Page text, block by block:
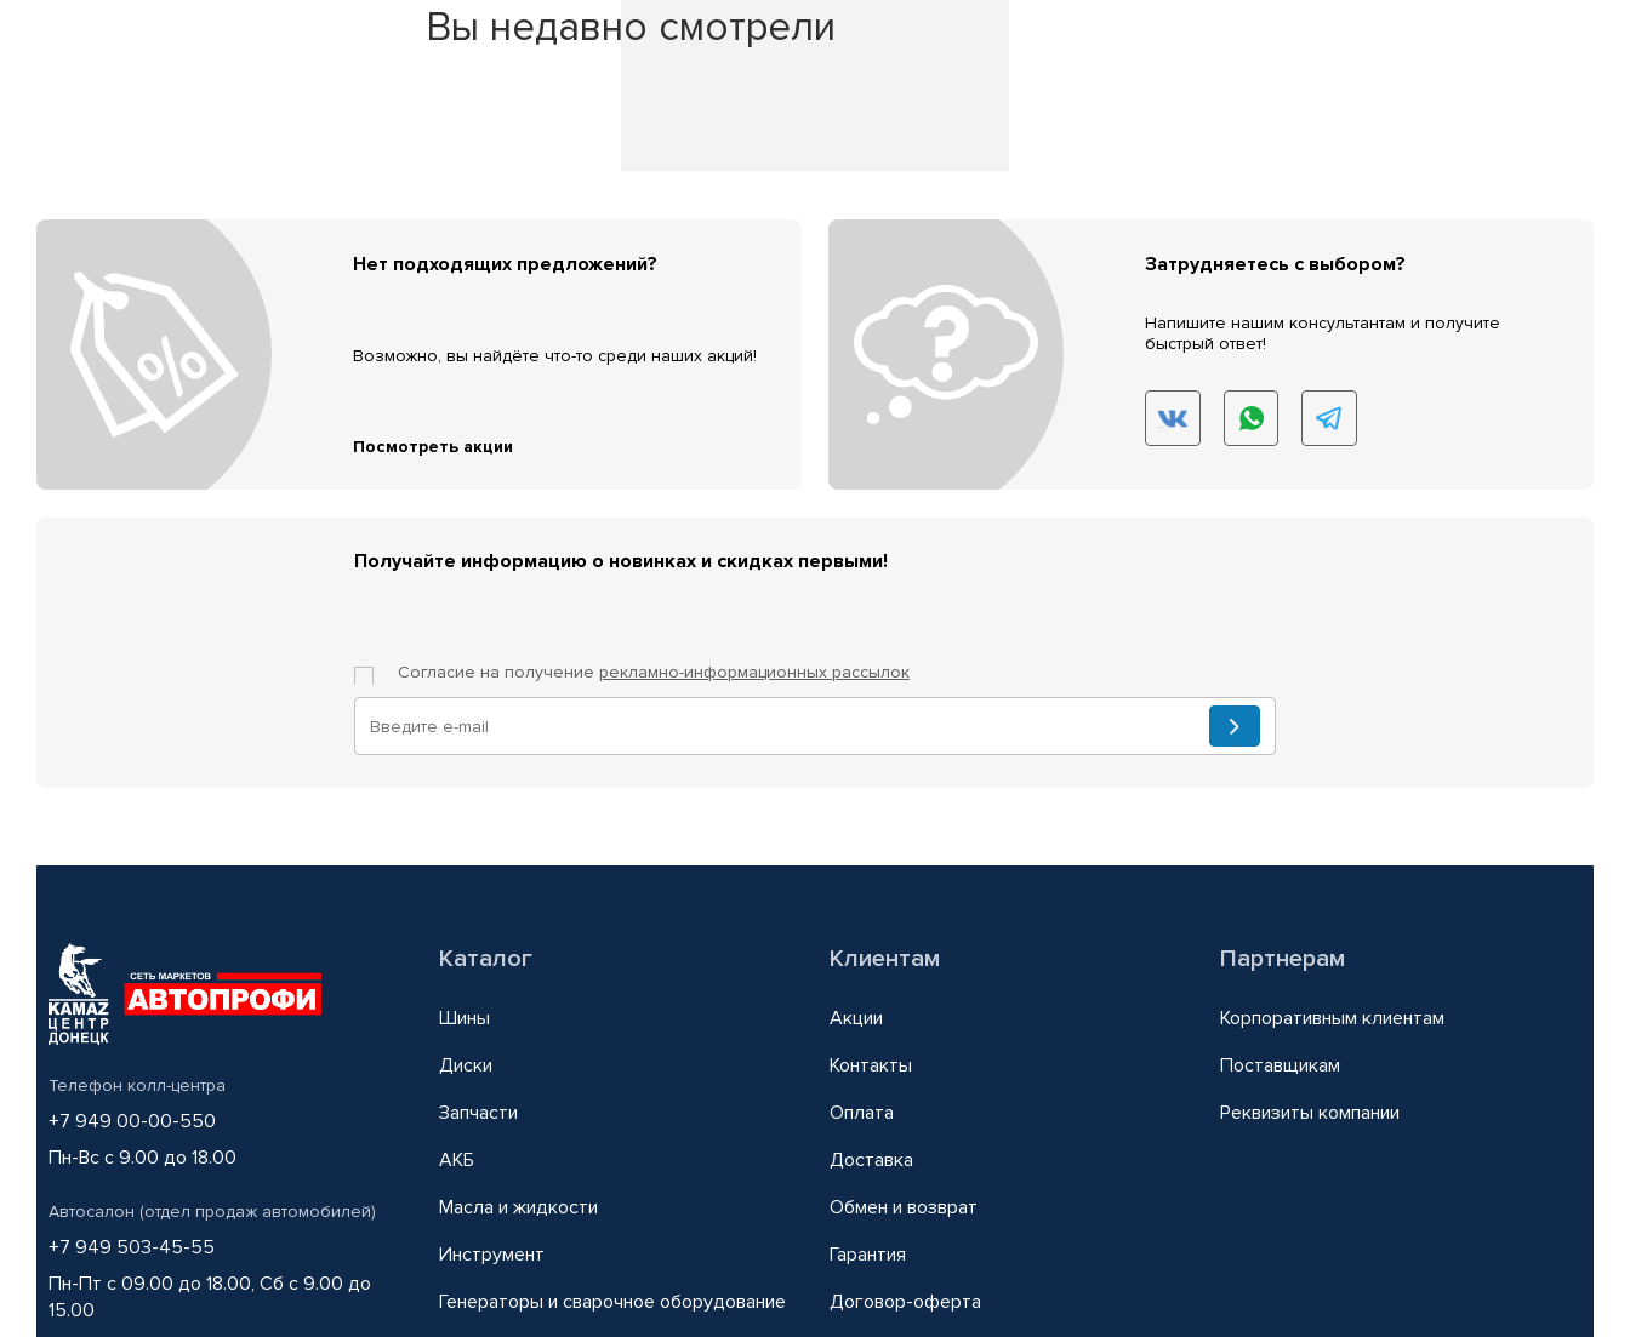
Вы недавно смотрели
Нет подходящих предложений?
Возможно, вы найдёте что-то среди наших акций!
Посмотреть акции
Затрудняетесь с выбором?
Напишите нашим консультантам и получите
быстрый ответ!
Получайте информацию о новинках и скидках первыми!
Согласие на получение рекламно-информационных рассылок
Телефон колл-центра
+7 949 00-00-550
Пн-Вс с 9.00 до 18.00
Автосалон (отдел продаж автомобилей)
+7 949 503-45-55
Пн-Пт с 09.00 до 18.00, Сб с 9.00 до
15.00
Каталог
Шины
Диски
Запчасти
АКБ
Масла и жидкости
Инструмент
Генераторы и сварочное оборудование
Клиентам
Акции
Контакты
Оплата
Доставка
Обмен и возврат
Гарантия
Договор-оферта
Партнерам
Корпоративным клиентам
Поставщикам
Реквизиты компании